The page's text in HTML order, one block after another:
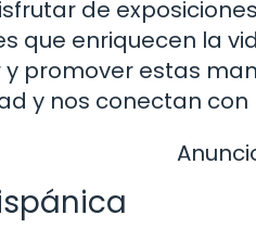
de
que enriquecen la
promover estas
y nos conectan